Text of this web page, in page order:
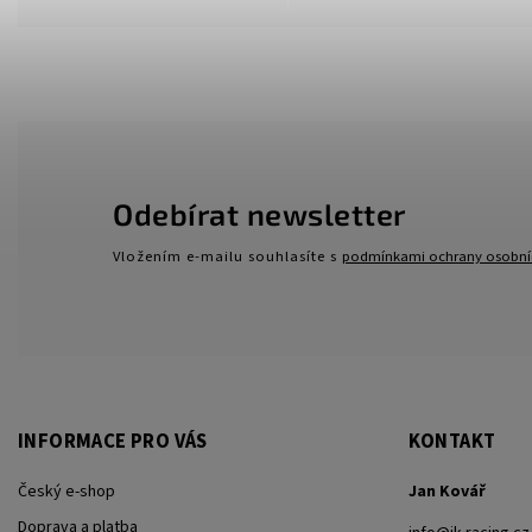
INFORMACE PRO VÁS
Český e-shop
Doprava a platba
KONTAKT
Jan Kovář
Odebírat newsletter
Vložením e-mailu souhlasíte s podmínkami ochrany